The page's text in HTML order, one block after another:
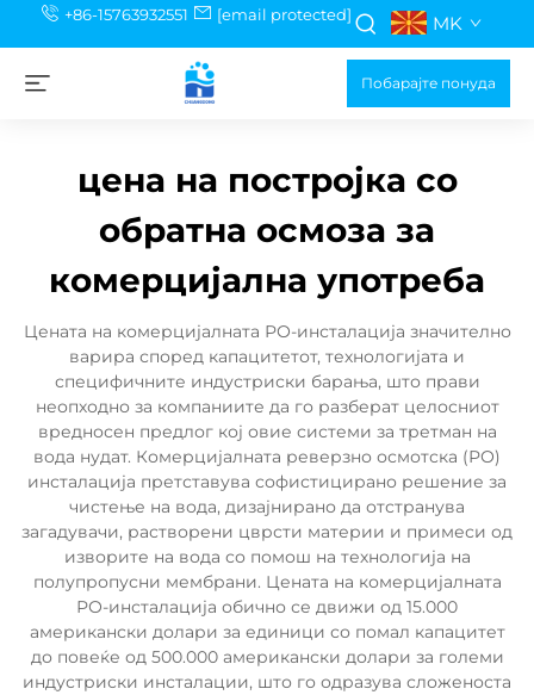
+86-15763932551 [email protected] MK
Побарајте понуда
цена на постројка со
обратна осмоза за
комерцијална употреба
Цената на комерцијалната РО-инсталација значително
варира според капацитетот, технологијата и
специфичните индустриски барања, што прави
неопходно за компаниите да го разберат целосниот
вредносен предлог кој овие системи за третман на
вода нудат. Комерцијалната реверзно осмотска (РО)
инсталација претставува софистицирано решение за
чистење на вода, дизајнирано да отстранува
загадувачи, растворени цврсти материи и примеси од
изворите на вода со помош на технологија на
полупропусни мембрани. Цената на комерцијалната
РО-инсталација обично се движи од 15.000
американски долари за единици со помал капацитет
до повеќе од 500.000 американски долари за големи
индустриски инсталации, што го одразува сложеноста